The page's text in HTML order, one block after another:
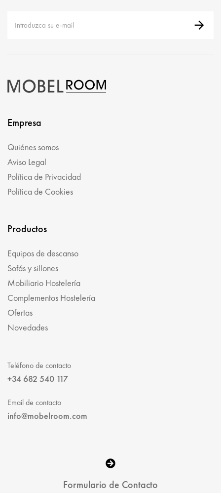
Empresa
Quiénes somos
Aviso Legal
Política de Privacidad
Política de Cookies
Productos
Equipos de descanso
Sofás y sillones
Mobiliario Hostelería
Complementos Hostelería
Ofertas
Novedades
Teléfono de contacto
+34 682 540 117
Email de contacto
info@mobelroom.com
Formulario de Contacto